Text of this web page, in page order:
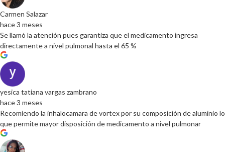
Carmen Salazar
hace 3 meses
Se llamó la atención pues garantiza que el medicamento ingresa
directamente a nivel pulmonal hasta el 65 %
yesica tatiana vargas zambrano
hace 3 meses
Recomiendo la inhalocamara de vortex por su composición de aluminio lo
que permite mayor disposición de medicamento a nivel pulmonar